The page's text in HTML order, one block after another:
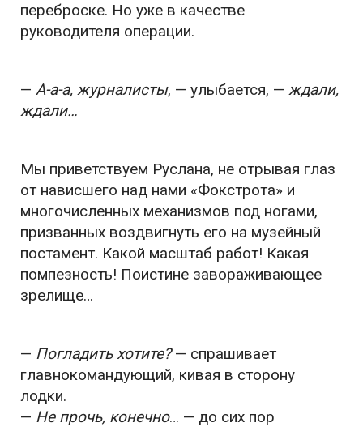
переброске. Но уже в качестве
руководителя операции.
— А-а-а, журналисты, — улыбается, — ждали,
ждали…
Мы приветствуем Руслана, не отрывая глаз
от нависшего над нами «Фокстрота» и
многочисленных механизмов под ногами,
призванных воздвигнуть его на музейный
постамент. Какой масштаб работ! Какая
помпезность! Поистине завораживающее
зрелище…
— Погладить хотите?— спрашивает
главнокомандующий, кивая в сторону
лодки.
— Не прочь, конечно… — до сих пор